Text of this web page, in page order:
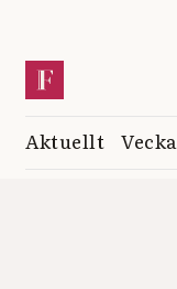
Aktuellt